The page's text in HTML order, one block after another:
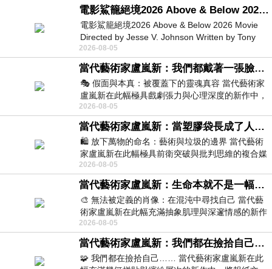
電影鯊籠絕境2026 Above & Below 2026 Movie
電影鯊籠絕境2026 Above & Below 2026 Movie
Directed by Jesse V. Johnson Written by Tony
Giordano Starring Laura Maran
2026-08-05
當代藝術家盧嵐新：我們都戴著一張臉，可真正的自己，總藏在那些被塗抹、被覆蓋的痕跡裡
🎭 假面與本真：被覆蓋下的靈魂真容 當代藝術家
盧嵐新在此幅極具戲劇張力與心理深度的新作中，
運用質感豐富的紙材肌理、墨痕與大膽的
2026-08-05
當代藝術家盧嵐新：當塑膠袋長成了人的模樣，我們的目光是否學會了放下偏見？
🛍️ 放下萬物的命名：藝術與垃圾的邊界 當代藝術
家盧嵐新在此幅極具前衛突破與批判思維的複合媒
材新作中，直接將被大眾定義為廢棄物
2026-08-05
當代藝術家盧嵐新：生命本就不是一幅能被定義的肖像，在混亂與交疊中拼湊完整的靈魂
🎨 無法被定義的肖像：在混沌中尋找自己 當代藝
術家盧嵐新在此幅充滿抽象肌理與深邃情感的新作
中，以灰白為基底，交織著塗抹、刮擦與
2026-08-05
當代藝術家盧嵐新：我們都在撿拾自己，將散落的情緒與碎片，拼回生命完整的輪廓
🧩 我們都在撿拾自己…… 當代藝術家盧嵐新在此